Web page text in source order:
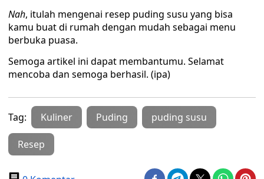
Nah, itulah mengenai resep puding susu yang bisa
kamu buat di rumah dengan mudah sebagai menu
berbuka puasa.
Semoga artikel ini dapat membantumu. Selamat
mencoba dan semoga berhasil. (ipa)
Tag: Kuliner Puding puding susu
Resep